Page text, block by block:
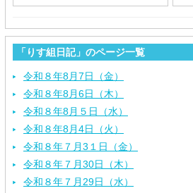
「りす組日記」のページ一覧
令和８年8月7日（金）
令和８年8月6日（木）
令和８年8月５日（水）
令和８年8月4日（火）
令和８年７月3１日（金）
令和８年７月30日（木）
令和８年７月29日（水）